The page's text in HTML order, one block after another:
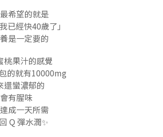
希望的就是
已經快40歲了」
是一定要的
桃果汁的感覺
的就有10000mg
還蠻濃郁的
有腥味
成一天所需
Q 彈水潤✨